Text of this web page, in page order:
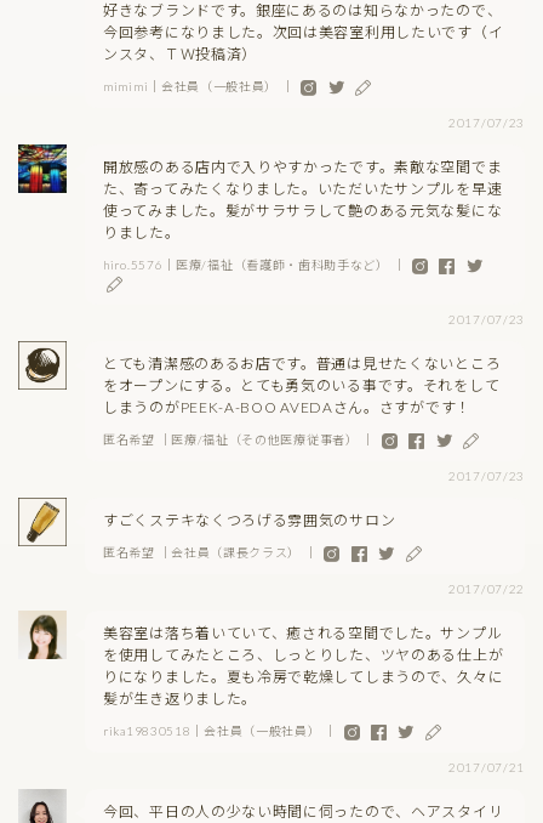
好きなブランドです。銀座にあるのは知らなかったので、
今回参考になりました。次回は美容室利用したいです（イ
ンスタ、ＴＷ投稿済）
mimimi｜会社員（一般社員） ｜
2017/07/23
開放感のある店内で入りやすかったです。素敵な空間でま
た、寄ってみたくなりました。いただいたサンプルを早速
使ってみました。髪がサラサラして艶のある元気な髪にな
りました。
hiro.5576｜医療/福祉（看護師・歯科助手など） ｜
2017/07/23
とても清潔感のあるお店です。普通は見せたくないところ
をオープンにする。とても勇気のいる事です。それをして
しまうのがPEEK-A-BOO AVEDAさん。さすがです！
匿名希望 ｜医療/福祉（その他医療従事者） ｜
2017/07/23
すごくステキなくつろげる雰囲気のサロン
匿名希望 ｜会社員（課長クラス） ｜
2017/07/22
美容室は落ち着いていて、癒される空間でした。サンプル
を使用してみたところ、しっとりした、ツヤのある仕上が
りになりました。夏も冷房で乾燥してしまうので、久々に
髪が生き返りました。
rika19830518｜会社員（一般社員） ｜
2017/07/21
今回、平日の人の少ない時間に伺ったので、ヘアスタイリ